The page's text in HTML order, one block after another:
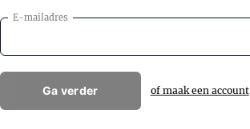
E-mailadres
Ga verder of maak een account